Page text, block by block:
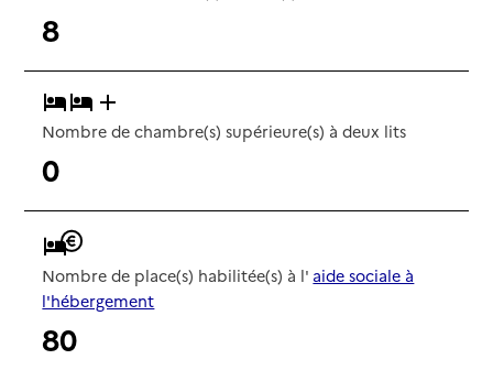
8
Nombre de chambre(s) supérieure(s) à deux lits
0
Nombre de place(s) habilitée(s) à l' aide sociale à
l'hébergement
80